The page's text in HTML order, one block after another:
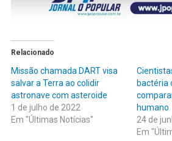
Relacionado
Missão chamada DART visa
salvar a Terra ao colidir
astronave com asteroide
1 de julho de 2022
Em "Últimas Notícias"
bactéria
humano
24 de
Em